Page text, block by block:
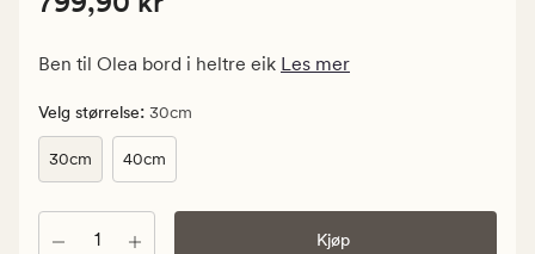
799,90
pris
799,90
kr
Ben til Olea bord i heltre eik Les mer
Velg størrelse: 30cm
30cm 40cm
Antall Kjøp